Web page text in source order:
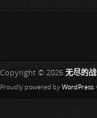
Copyright © 2026 无尽的
Proudly powered by WordPress.